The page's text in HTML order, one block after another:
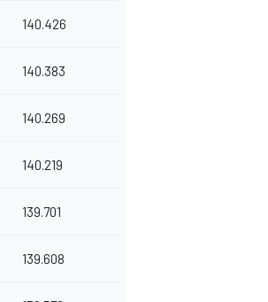
140.426
140.383
140.269
140.219
139.701
139.608